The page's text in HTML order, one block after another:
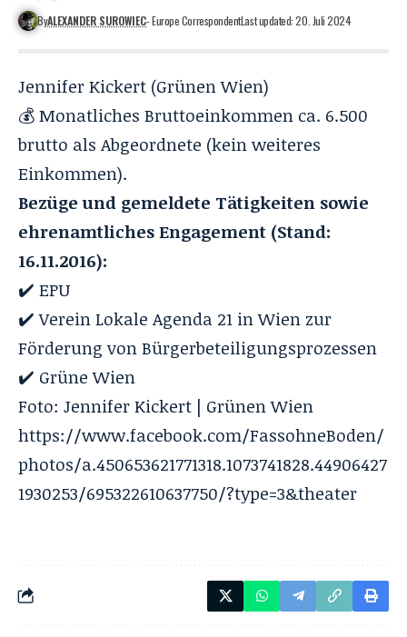
ByALEXANDER SUROWIEC- Europe CorrespondentLast updated: 20. Juli 2024
Jennifer Kickert (Grünen Wien)
💰 Monatliches Bruttoeinkommen ca. 6.500
brutto als Abgeordnete (kein weiteres
Einkommen).
Bezüge und gemeldete Tätigkeiten sowie
ehrenamtliches Engagement (Stand:
16.11.2016):
✔️ EPU
✔️ Verein Lokale Agenda 21 in Wien zur
Förderung von Bürgerbeteiligungsprozessen
✔️ Grüne Wien
Foto: Jennifer Kickert | Grünen Wien
https://www.facebook.com/FassohneBoden/
photos/a.450653621771318.1073741828.44906427
1930253/695322610637750/?type=3&theater